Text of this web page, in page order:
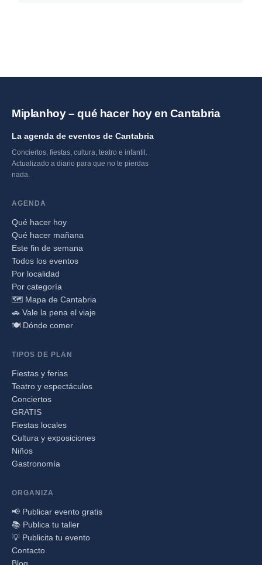
Miplanhoy – qué hacer hoy en Cantabria
La agenda de eventos de Cantabria
Conciertos, fiestas, cultura, teatro e infantil.
Actualizado a diario para que no te pierdas
nada.
AGENDA
Qué hacer hoy
Qué hacer mañana
Este fin de semana
Todos los eventos
Por localidad
Por categoría
🗺️ Mapa de Cantabria
🚗 Vale la pena el viaje
🍽️ Dónde comer
TIPOS DE PLAN
Fiestas y ferias
Teatro y espectáculos
Conciertos
GRATIS
Fiestas locales
Cultura y exposiciones
Niños
Gastronomía
ORGANIZA
📢 Publicar evento gratis
📚 Publica tu taller
💡 Publicita tu evento
Contacto
Blog